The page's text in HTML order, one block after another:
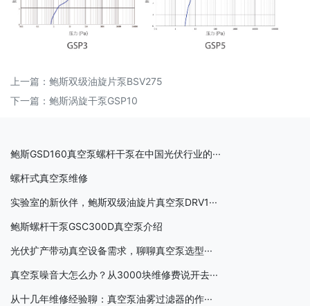
上一篇： 鲍斯双级油旋片泵BSV275
下一篇： 鲍斯涡旋干泵GSP10
鲍斯GSD160真空泵螺杆干泵在中国光伏行业的···
螺杆式真空泵维修
实验室的新伙伴，鲍斯双级油旋片真空泵DRV1···
鲍斯螺杆干泵GSC300D真空泵介绍
光伏扩产带动真空设备需求，聊聊真空泵选型···
真空泵噪音大怎么办？从3000块维修费说开去···
从十几年维修经验聊：真空泵油雾过滤器的作···